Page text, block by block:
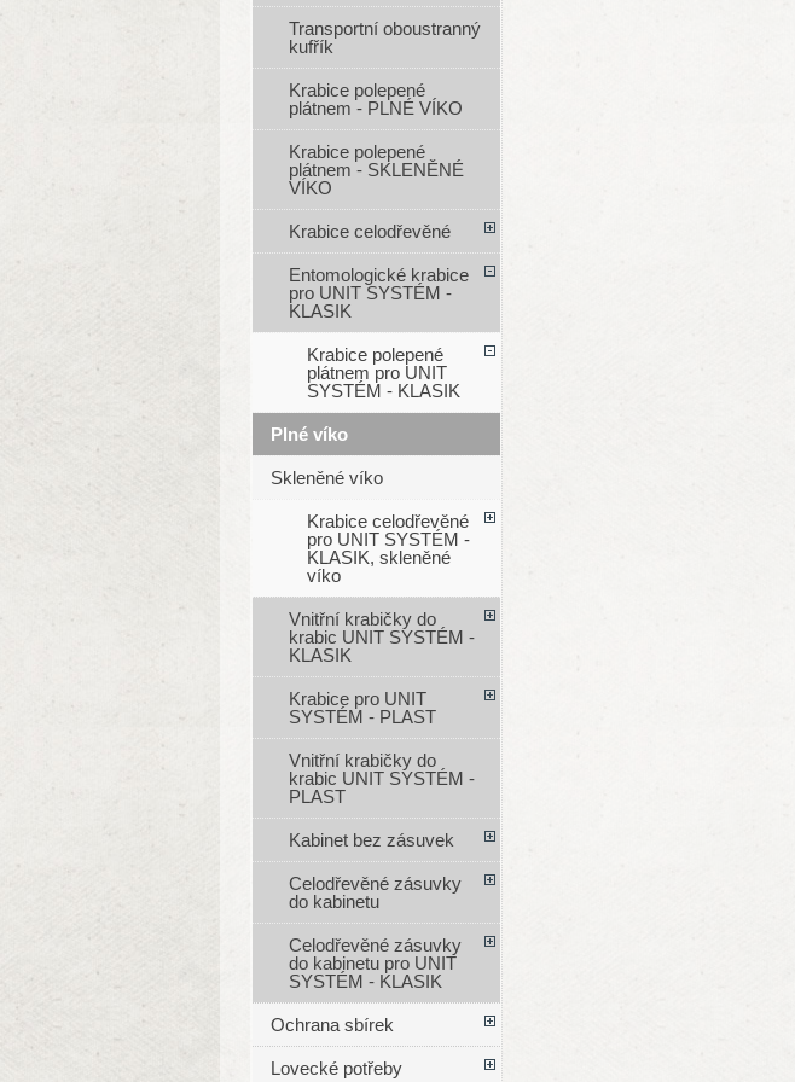
Transportní oboustranný
kufřík
Krabice polepené
plátnem - PLNÉ VÍKO
Krabice polepené
plátnem - SKLENĚNÉ
VÍKO
Krabice celodřevěné
Entomologické krabice
pro UNIT SYSTÉM -
KLASIK
Krabice polepené
plátnem pro UNIT
SYSTÉM - KLASIK
Plné víko
Skleněné víko
Krabice celodřevěné
pro UNIT SYSTÉM -
KLASIK, skleněné
víko
Vnitřní krabičky do
krabic UNIT SYSTÉM -
KLASIK
Krabice pro UNIT
SYSTÉM - PLAST
Vnitřní krabičky do
krabic UNIT SYSTÉM -
PLAST
Kabinet bez zásuvek
Celodřevěné zásuvky
do kabinetu
Celodřevěné zásuvky
do kabinetu pro UNIT
SYSTÉM - KLASIK
Ochrana sbírek
Lovecké potřeby